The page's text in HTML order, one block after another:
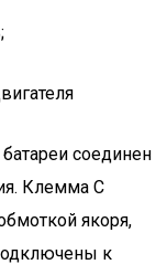
соединен
Клемма С
якоря,
к